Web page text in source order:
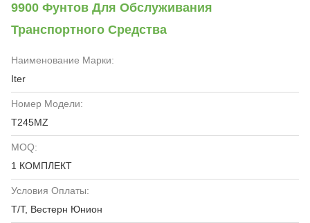
9900 Фунтов Для Обслуживания
Транспортного Средства
Наименование Марки:
Iter
Номер Модели:
T245MZ
MOQ:
1 КОМПЛЕКТ
Условия Оплаты:
Т/Т, Вестерн Юнион